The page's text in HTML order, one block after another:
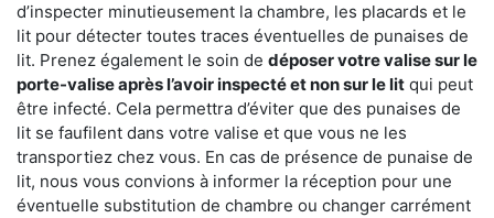
d’inspecter minutieusement la chambre, les placards et le
lit pour détecter toutes traces éventuelles de punaises de
lit. Prenez également le soin de déposer votre valise sur le
porte-valise après l’avoir inspecté et non sur le lit qui peut
être infecté. Cela permettra d’éviter que des punaises de
lit se faufilent dans votre valise et que vous ne les
transportiez chez vous. En cas de présence de punaise de
lit, nous vous convions à informer la réception pour une
éventuelle substitution de chambre ou changer carrément